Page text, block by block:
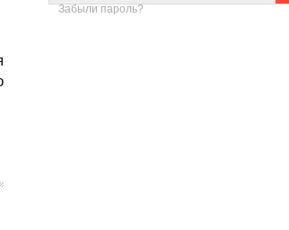
Забыли пароль?